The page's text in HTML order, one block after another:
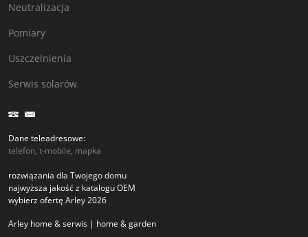
Neutralizacja
Pomiary
Uszczelnienia
Serwis solarów
Dane teleadresowe:
telefon, t-mobile, mapka
rozwiązania dla Twojego domu
najwyższa jakość z katalogu OEM
wybierz ofertę Arley 2026
Arley home & serwis | home & garden